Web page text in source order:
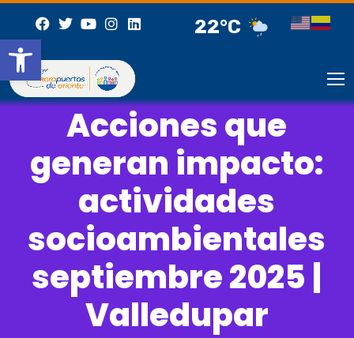
Abrir barra de herramientas
22°C
Acciones que
generan impacto:
actividades
socioambientales
septiembre 2025 |
Valledupar